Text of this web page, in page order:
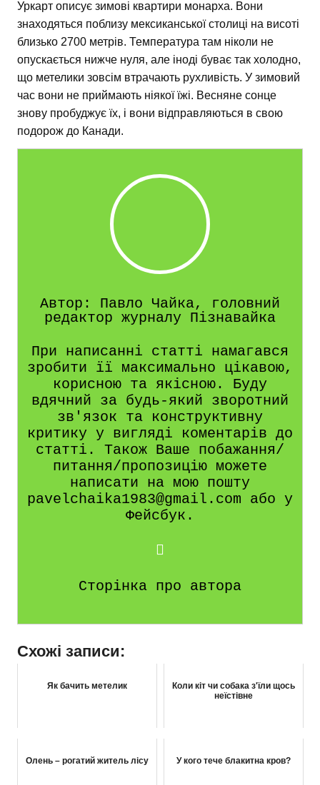
Уркарт описує зимові квартири монарха. Вони
знаходяться поблизу мексиканської столиці на висоті
близько 2700 метрів. Температура там ніколи не
опускається нижче нуля, але іноді буває так холодно,
що метелики зовсім втрачають рухливість. У зимовий
час вони не приймають ніякої їжі. Весняне сонце
знову пробуджує їх, і вони відправляються в свою
подорож до Канади.
Автор: Павло Чайка, головний
редактор журналу Пізнавайка
При написанні статті намагався
зробити її максимально цікавою,
корисною та якісною. Буду
вдячний за будь-який зворотний
зв'язок та конструктивну
критику у вигляді коментарів до
статті. Також Ваше побажання/
питання/пропозицію можете
написати на мою пошту
pavelchaika1983@gmail.com або у
Фейсбук.
Сторінка про автора
Схожі записи:
Як бачить метелик
Коли кіт чи собака з'їли щось
неїстівне
Олень – рогатий житель лісу У кого тече блакитна кров?